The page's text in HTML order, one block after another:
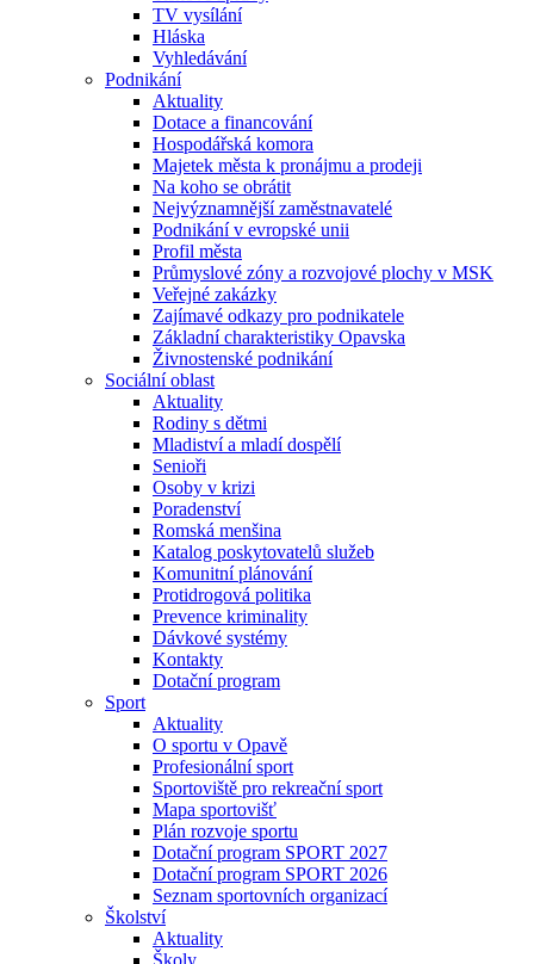
TV vysílání
Hláska
Vyhledávání
Podnikání
Aktuality
Dotace a financování
Hospodářská komora
Majetek města k pronájmu a prodeji
Na koho se obrátit
Nejvýznamnější zaměstnavatelé
Podnikání v evropské unii
Profil města
Průmyslové zóny a rozvojové plochy v MSK
Veřejné zakázky
Zajímavé odkazy pro podnikatele
Základní charakteristiky Opavska
Živnostenské podnikání
Sociální oblast
Aktuality
Rodiny s dětmi
Mladiství a mladí dospělí
Senioři
Osoby v krizi
Poradenství
Romská menšina
Katalog poskytovatelů služeb
Komunitní plánování
Protidrogová politika
Prevence kriminality
Dávkové systémy
Kontakty
Dotační program
Sport
Aktuality
O sportu v Opavě
Profesionální sport
Sportoviště pro rekreační sport
Mapa sportovišť
Plán rozvoje sportu
Dotační program SPORT 2027
Dotační program SPORT 2026
Seznam sportovních organizací
Školství
Aktuality